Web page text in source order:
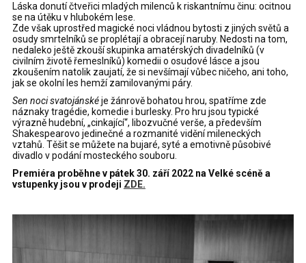
Láska donutí čtveřici mladých milenců k riskantnímu činu: ocitnou
se na útěku v hlubokém lese.
Zde však uprostřed magické noci vládnou bytosti z jiných světů a
osudy smrtelníků se proplétají a obracejí naruby. Nedosti na tom,
nedaleko ještě zkouší skupinka amatérských divadelníků (v
civilním životě řemeslníků) komedii o osudové lásce a jsou
zkoušením natolik zaujatí, že si nevšímají vůbec ničeho, ani toho,
jak se okolní les hemží zamilovanými páry.
Sen noci svatojánskéje žánrově bohatou hrou, spatříme zde
náznaky tragédie, komedie i burlesky. Pro hru jsou typické
výrazně hudební, „cinkající“, libozvučné verše, a především
Shakespearovo jedinečné a rozmanité vidění mileneckých
vztahů. Těšit se můžete na bujaré, syté a emotivně působivé
divadlo v podání mosteckého souboru.
Premiéra proběhne v pátek 30. září 2022 na Velké scéně a
vstupenky jsou v prodeji ZDE.